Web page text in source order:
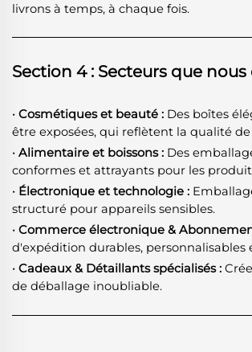
livrons à temps, à chaque fois.
Section 4 : Secteurs que
· Cosmétiques et beauté : Des boîtes
être exposées, qui reflètent la qualité
· Alimentaire et boissons : Des
conformes et attrayants pour les
· Électronique et technologie :
structuré pour appareils sensibles.
· Commerce électronique &
d'expédition durables, personnalisables
· Cadeaux & Détaillants spécialisés :
de déballage inoubliable.